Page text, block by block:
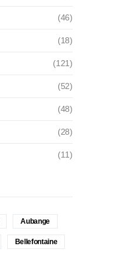
(46)
(18)
(121)
(52)
(48)
(28)
(11)
Aubange
Bellefontaine